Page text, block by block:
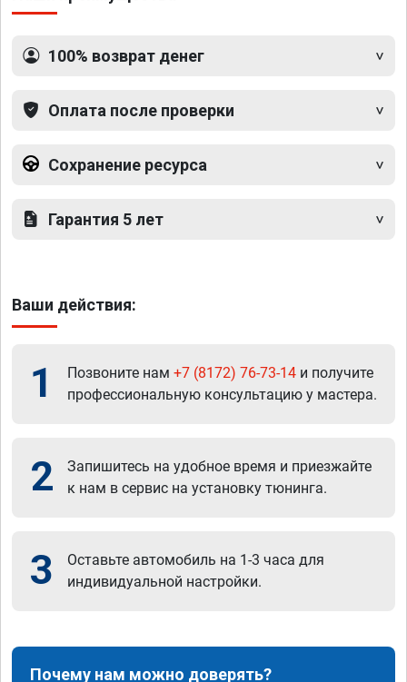
100% возврат денег
Оплата после проверки
Сохранение ресурса
Гарантия 5 лет
Ваши действия:
1 Позвоните нам +7 (8172) 76-73-14 и получите
профессиональную консультацию у мастера.
2
Запишитесь на удобное время и приезжайте
к нам в сервис на установку тюнинга.
3
Оставьте автомобиль на 1-3 часа для
индивидуальной настройки.
Почему нам можно доверять?